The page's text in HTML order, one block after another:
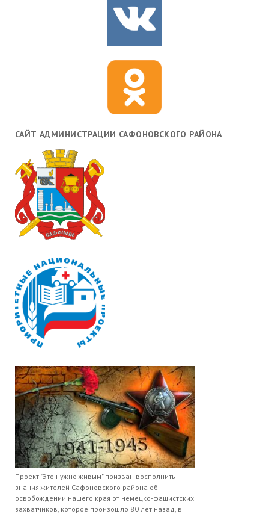
САЙТ АДМИНИСТРАЦИИ САФОНОВСКОГО РАЙОНА
Проект "Это нужно живым" призван восполнить
знания жителей Сафоновского района об
освобождении нашего края от немецко-фашистских
захватчиков, которое произошло 80 лет назад, в